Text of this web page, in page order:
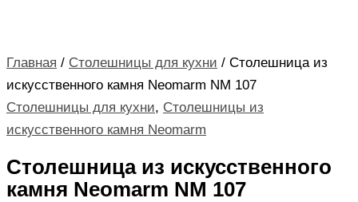
Главная / Столешницы для кухни / Столешница из
искусственного камня Neomarm NM 107
Столешницы для кухни, Столешницы из
искусственного камня Neomarm
Столешница из искусственного
камня Neomarm NM 107